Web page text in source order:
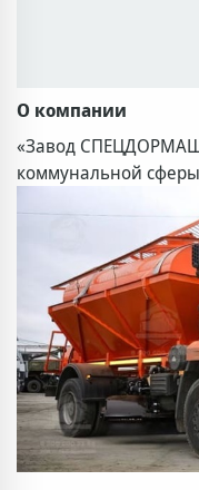
О компании
«Завод
коммунальной сферы